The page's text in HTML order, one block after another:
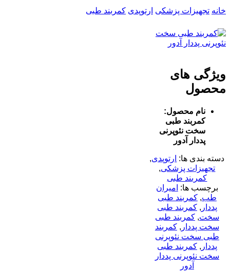
خانه تجهیزات پزشکی ارتوپدی کمربند طبی
ویژگی های
محصول
نام محصول:
کمربند طبی
سخت نئوپرنی
پددار آدور
دسته بندی ها: ارتوپدی,
تجهیزات پزشکی,
کمربند طبی
برچسب ها: امیران
طب,کمربند طبی
پددار ,کمربند طبی
سخت,کمربند طبی
سخت پددار ,کمربند
طبی سخت نئوپرنی
پددار ,کمربند طبی
سخت نئوپرنی پددار
آدور